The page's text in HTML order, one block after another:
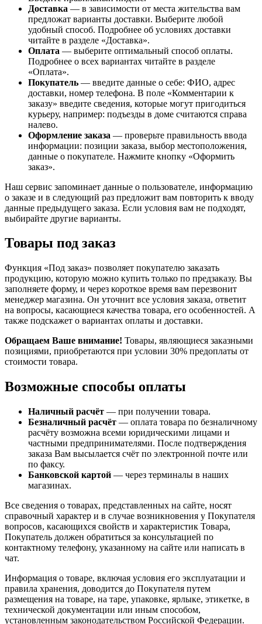
Доставка — в зависимости от места жительства вам
предложат варианты доставки. Выберите любой
удобный способ. Подробнее об условиях доставки
читайте в разделе «Доставка».
Оплата — выберите оптимальный способ оплаты.
Подробнее о всех вариантах читайте в разделе
«Оплата».
Покупатель — введите данные о себе: ФИО, адрес
доставки, номер телефона. В поле «Комментарии к
заказу» введите сведения, которые могут пригодиться
курьеру, например: подъезды в доме считаются справа
налево.
Оформление заказа — проверьте правильность ввода
информации: позиции заказа, выбор местоположения,
данные о покупателе. Нажмите кнопку «Оформить
заказ».
Наш сервис запоминает данные о пользователе, информацию
о заказе и в следующий раз предложит вам повторить к вводу
данные предыдущего заказа. Если условия вам не подходят,
выбирайте другие варианты.
Товары под заказ
Функция «Под заказ» позволяет покупателю заказать
продукцию, которую можно купить только по предзаказу. Вы
заполняете форму, и через короткое время вам перезвонит
менеджер магазина. Он уточнит все условия заказа, ответит
на вопросы, касающиеся качества товара, его особенностей. А
также подскажет о вариантах оплаты и доставки.
Обращаем Ваше внимание! Товары, являющиеся заказными
позициями, приобретаются при условии 30% предоплаты от
стоимости товара.
Возможные способы оплаты
Наличный расчёт — при получении товара.
Безналичный расчёт — оплата товара по безналичному
расчёту возможна всеми юридическими лицами и
частными предпринимателями. После подтверждения
заказа Вам высылается счёт по электронной почте или
по факсу.
Банковской картой — через терминалы в наших
магазинах.
Все сведения о товарах, представленных на сайте, носят
справочный характер и в случае возникновения у Покупателя
вопросов, касающихся свойств и характеристик Товара,
Покупатель должен обратиться за консультацией по
контактному телефону, указанному на сайте или написать в
чат.
Информация о товаре, включая условия его эксплуатации и
правила хранения, доводится до Покупателя путем
размещения на товаре, на таре, упаковке, ярлыке, этикетке, в
технической документации или иным способом,
установленным законодательством Российской Федерации.